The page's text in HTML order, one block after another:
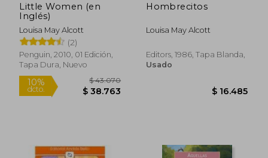
Rápido
Little Women (en
Inglés)
Louisa May Alcott
(2)
Penguin, 2010, 01 Edición,
Tapa Dura, Nuevo
Hombrecitos
Louisa May Alcott
Editors, 1986, Tapa Blanda,
Usado